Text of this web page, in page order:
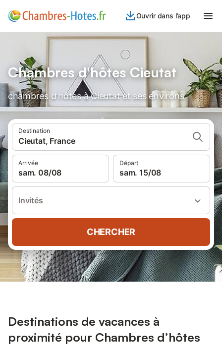
Ouvrir dans l’app
Chambres d'hôtes Cieutat
chambres d'hôtes à Cieutat et ses environs
Destination
Cieutat, France
Arrivée
sam. 08/08
Départ
sam. 15/08
Invités
CHERCHER
Destinations de vacances à
proximité pour Chambres d’hôtes